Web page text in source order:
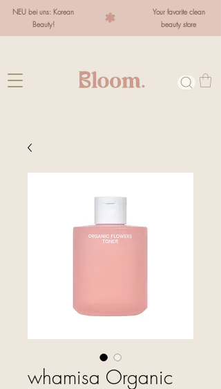
NEU bei uns: Korean
Beauty!
Your favorite clean
beauty store
whamisa Organic